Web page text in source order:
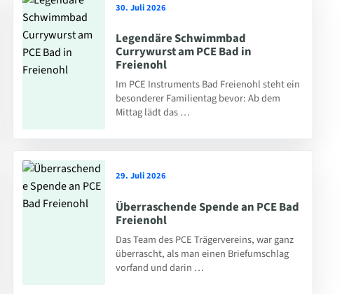
30. Juli 2026
Legendäre Schwimmbad
Currywurst am PCE Bad in
Freienohl
Im PCE Instruments Bad Freienohl steht ein
besonderer Familientag bevor: Ab dem
Mittag lädt das …
29. Juli 2026
Überraschende Spende an PCE Bad
Freienohl
Das Team des PCE Trägervereins, war ganz
überrascht, als man einen Briefumschlag
vorfand und darin …